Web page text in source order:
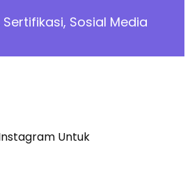
Sertifikasi, Sosial Media